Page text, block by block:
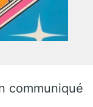
communiqué